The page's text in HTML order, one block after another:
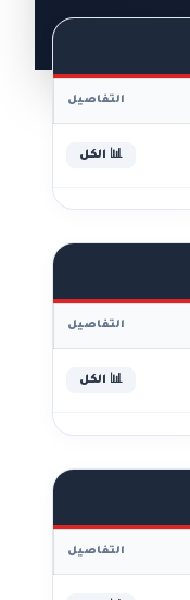
التفاصيل
📊 الكل
التفاصيل
📊 الكل
التفاصيل